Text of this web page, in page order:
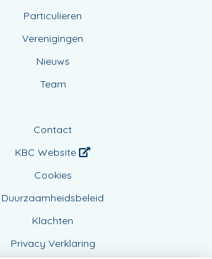
Particulieren
Verenigingen
Nieuws
Team
Contact
KBC Website
Cookies
Duurzaamheidsbeleid
Klachten
Privacy Verklaring